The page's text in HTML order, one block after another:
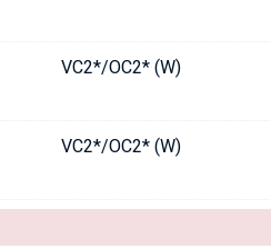
VC2*/OC2* (W)
VC2*/OC2* (W)